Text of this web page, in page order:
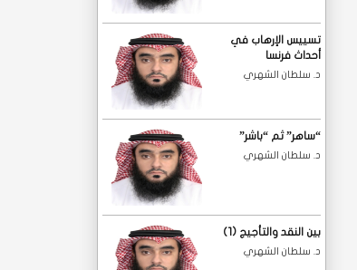
تسييس الإرهاب في
أحداث فرنسا
د. سلطان الشهري
“ساهر” ثم “باشر”‎
د. سلطان الشهري
بين النقد والتأجيج (1)
د. سلطان الشهري